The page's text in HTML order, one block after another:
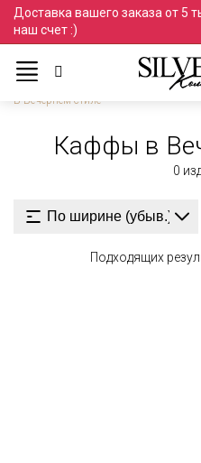
Доставка вашего заказа от 5
наш счет :)
Ювелирные украшения
Серьги
В Вечернем стиле
Каффы в
0
Подходящих